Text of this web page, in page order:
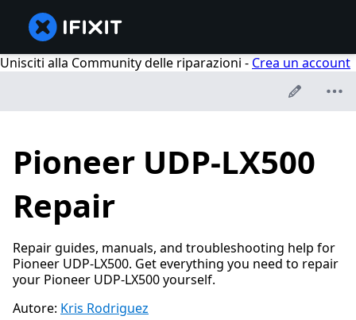
Unisciti alla Community delle riparazioni - Crea un account
Pioneer UDP-LX500
Repair
Repair guides, manuals, and troubleshooting help for
Pioneer UDP-LX500. Get everything you need to repair
your Pioneer UDP-LX500 yourself.
Autore: Kris Rodriguez